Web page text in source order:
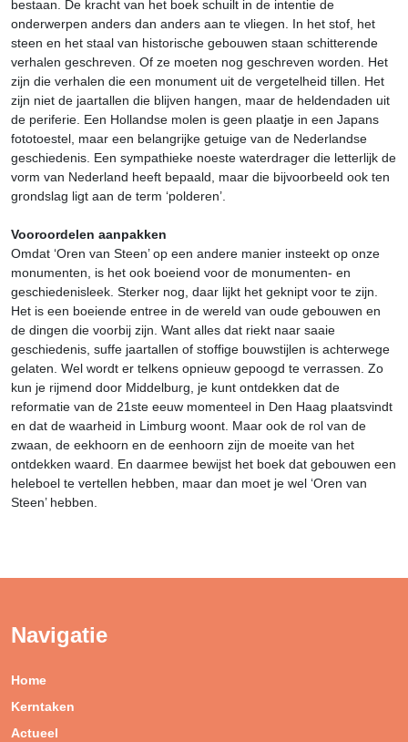
bestaan. De kracht van het boek schuilt in de intentie de
onderwerpen anders dan anders aan te vliegen. In het stof, het
steen en het staal van historische gebouwen staan schitterende
verhalen geschreven. Of ze moeten nog geschreven worden. Het
zijn die verhalen die een monument uit de vergetelheid tillen. Het
zijn niet de jaartallen die blijven hangen, maar de heldendaden uit
de periferie. Een Hollandse molen is geen plaatje in een Japans
fototoestel, maar een belangrijke getuige van de Nederlandse
geschiedenis. Een sympathieke noeste waterdrager die letterlijk de
vorm van Nederland heeft bepaald, maar die bijvoorbeeld ook ten
grondslag ligt aan de term ‘polderen’.
Vooroordelen aanpakken
Omdat ‘Oren van Steen’ op een andere manier insteekt op onze
monumenten, is het ook boeiend voor de monumenten- en
geschiedenisleek. Sterker nog, daar lijkt het geknipt voor te zijn.
Het is een boeiende entree in de wereld van oude gebouwen en
de dingen die voorbij zijn. Want alles dat riekt naar saaie
geschiedenis, suffe jaartallen of stoffige bouwstijlen is achterwege
gelaten. Wel wordt er telkens opnieuw gepoogd te verrassen. Zo
kun je rijmend door Middelburg, je kunt ontdekken dat de
reformatie van de 21ste eeuw momenteel in Den Haag plaatsvindt
en dat de waarheid in Limburg woont. Maar ook de rol van de
zwaan, de eekhoorn en de eenhoorn zijn de moeite van het
ontdekken waard. En daarmee bewijst het boek dat gebouwen een
heleboel te vertellen hebben, maar dan moet je wel ‘Oren van
Steen’ hebben.
Navigatie
Home
Kerntaken
Actueel